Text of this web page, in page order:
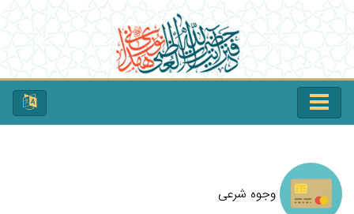
وجوه شرعی